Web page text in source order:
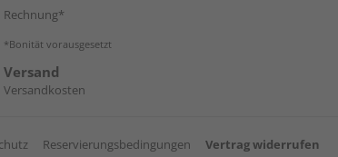
Rechnung*
*Bonität vorausgesetzt
Versand
Versandkosten
Reservierungsbedingungen Vertrag widerrufen